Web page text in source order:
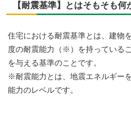
【耐震基準】とはそもそも何
住宅における耐震基準とは、建物
度の耐震能力（※）を持っている
を与える基準のことです。
※耐震能力とは、地震エネルギー
能力のレベルです。